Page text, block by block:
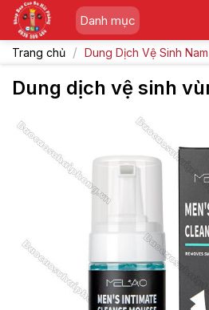
Skip
content
Danh mục
Trang chủ / Dung Dịch Vệ Sinh Nam
Dung dịch vệ sinh